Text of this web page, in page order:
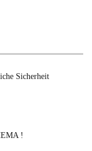
Sicherheit